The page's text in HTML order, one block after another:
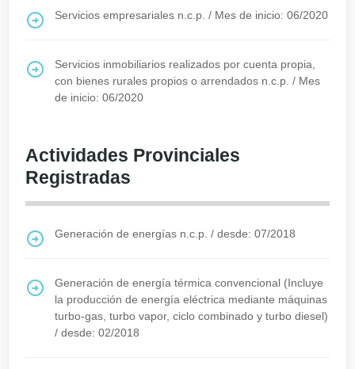
Servicios empresariales n.c.p. / Mes de inicio: 06/2020
Servicios inmobiliarios realizados por cuenta propia,
con bienes rurales propios o arrendados n.c.p. / Mes
de inicio: 06/2020
Actividades Provinciales
Registradas
Generación de energías n.c.p. / desde: 07/2018
Generación de energía térmica convencional (Incluye
la producción de energía eléctrica mediante máquinas
turbo-gas, turbo vapor, ciclo combinado y turbo diesel)
/ desde: 02/2018